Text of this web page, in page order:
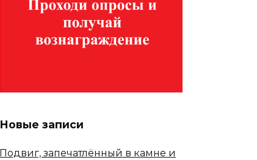
Новые записи
Подвиг, запечатлённый в камне и